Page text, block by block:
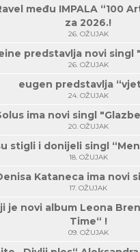
među IMPALA “100
za 2026.!
26. OŽUJAK
predstavlja novi singl
26. OŽUJAK
eugen predstavlja
24. OŽUJAK
ima novi singl
20. OŽUJAK
stigli i donijeli singl
18. OŽUJAK
Kataneca ima novi
17. OŽUJAK
je novi album Leona
Time“ !
09. OŽUJAK